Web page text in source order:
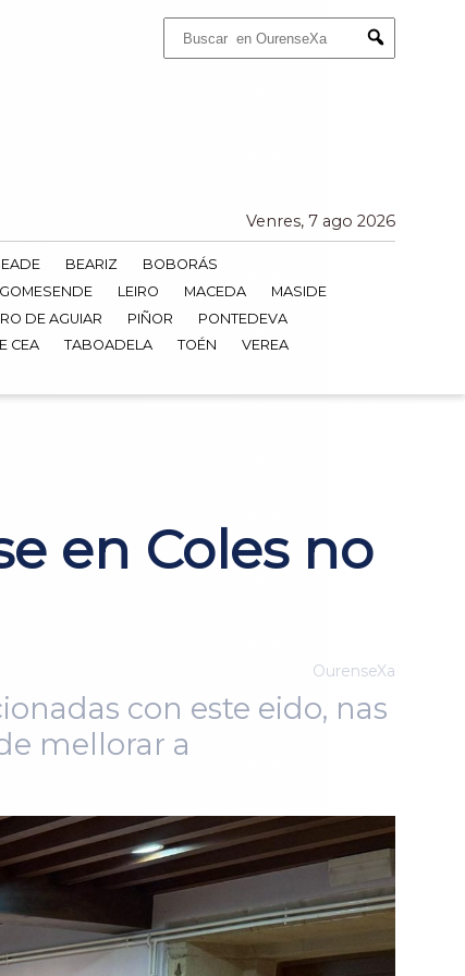
Submit
Venres, 7 ago 2026
BEARIZ
BOBORÁS
GOMESENDE LEIRO MACEDA
MASIDE
DE AGUIAR PIÑOR
PONTEDEVA
CEA TABOADELA TOÉN
VEREA
en Coles no
OurenseXa
con este eido, nas
mellorar a